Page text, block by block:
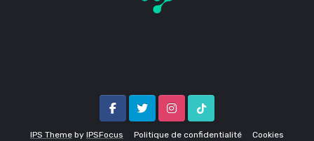
IPS Theme by IPSFocus Politique de confidentialité Cookies
FacebookTwitter InstagramTik Tok